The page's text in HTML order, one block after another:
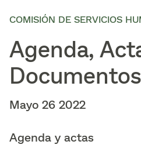
COMISIÓN DE SERVICIOS
Agenda,
Mayo 26 2022​​
Agenda y actas​​